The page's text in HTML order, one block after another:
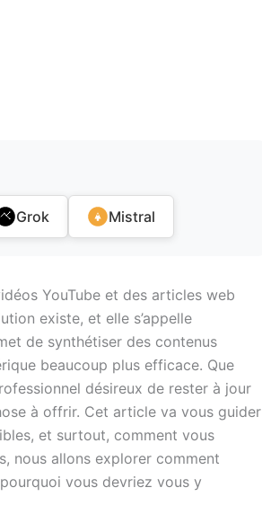
Grok Mistral
YouTube et des articles web
existe, et elle s’appelle
de synthétiser des contenus
beaucoup plus efficace. Que
désireux de rester à jour
à offrir. Cet article va vous guider
et surtout, comment vous
nous allons explorer comment
vous devriez vous y